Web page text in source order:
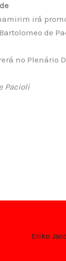
irá
de
no Plenário
Pacioli
Eriko